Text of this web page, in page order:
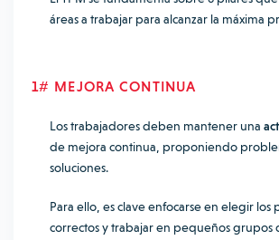
áreas a trabajar para alcanzar la máxima
1# MEJORA CONTINUA
Los trabajadores deben mantener una
de mejora continua, proponiendo
soluciones.
Para ello, es clave enfocarse en elegir los
correctos y trabajar en pequeños grupos